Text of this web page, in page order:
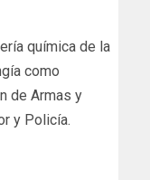
química de la
como
de Armas y
y Policía.